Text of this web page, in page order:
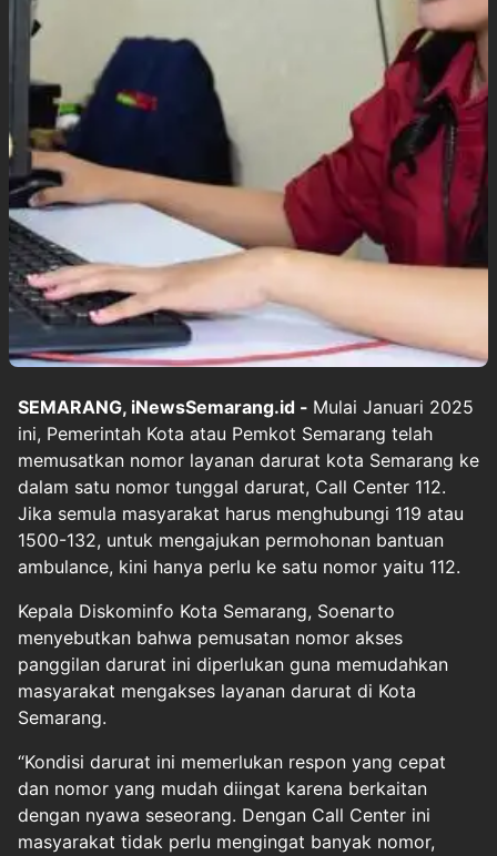
SEMARANG, iNewsSemarang.id - Mulai Januari 2025
ini, Pemerintah Kota atau Pemkot Semarang telah
memusatkan nomor layanan darurat kota Semarang ke
dalam satu nomor tunggal darurat, Call Center 112.
Jika semula masyarakat harus menghubungi 119 atau
1500-132, untuk mengajukan permohonan bantuan
ambulance, kini hanya perlu ke satu nomor yaitu 112.
Kepala Diskominfo Kota Semarang, Soenarto
menyebutkan bahwa pemusatan nomor akses
panggilan darurat ini diperlukan guna memudahkan
masyarakat mengakses layanan darurat di Kota
Semarang.
“Kondisi darurat ini memerlukan respon yang cepat
dan nomor yang mudah diingat karena berkaitan
dengan nyawa seseorang. Dengan Call Center ini
masyarakat tidak perlu mengingat banyak nomor,